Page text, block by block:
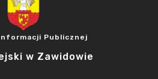
Publicznej
w Zawidowie